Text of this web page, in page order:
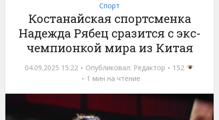
Спорт
Костанайская спортсменка
Надежда Рябец сразится с экс-
чемпионкой мира из Китая
04.09.2025 15:22 Опубликовал: Редактор
152
1 мин на чтение